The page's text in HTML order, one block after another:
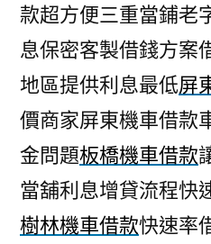
款超方便三重當鋪老
息保密客製借錢方案
地區提供利息最低屏
價商家屏東機車借款
金問題板橋機車借款
當舖利息增貸流程快
樹林機車借款快速率